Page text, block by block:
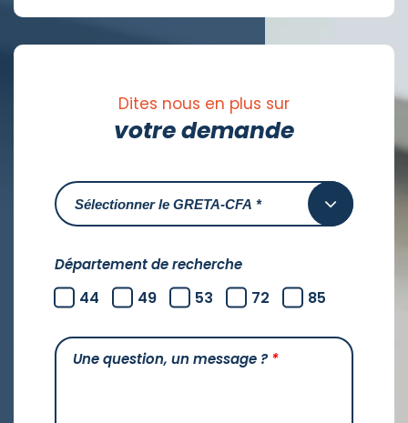
Dites nous en plus sur
votre demande
Département de recherche
44 49 53 72 85
Une question, un message ? *